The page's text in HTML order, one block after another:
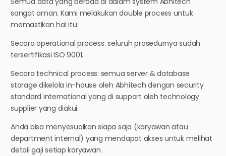
sangat aman. Kami melakukan double process untuk
memastikan hal itu:
Secara operational process: seluruh prosedurnya sudah
tersertifikasi ISO 9001.
Secara technical process: semua server & database
storage dikelola in-house oleh Abhitech dengan security
standard international yang di support oleh technology
supplier yang diakui.
Anda bisa menyesuaikan siapa saja (karyawan atau
department internal) yang mendapat akses untuk melihat
detail gaji setiap karyawan.